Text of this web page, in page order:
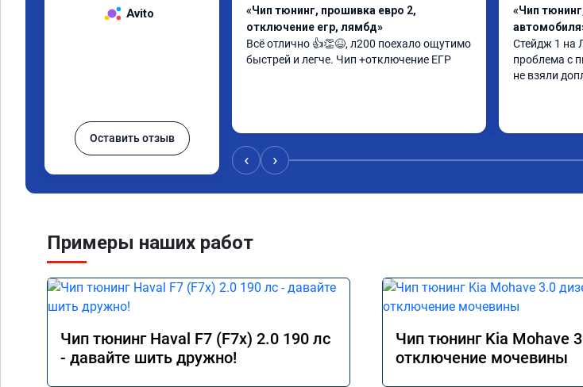
Avito
Оставить отзыв
«Чип тюнинг, прошивка евро 2,
отключение егр, лямбд»
Всё отлично 👍👏😆, л200 поехало ощутимо
быстрей и легче. Чип +отключение ЕГР
«Чип
Стейдж 1 на
проблема с
не взяли
‹ ›
Примеры наших работ
Чип тюнинг Haval F7 (F7x) 2.0 190 лс
- давайте шить дружно!
Чип тюнинг Kia Mohave
отключение мочевины